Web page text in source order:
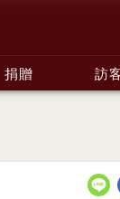
捐贈 訪